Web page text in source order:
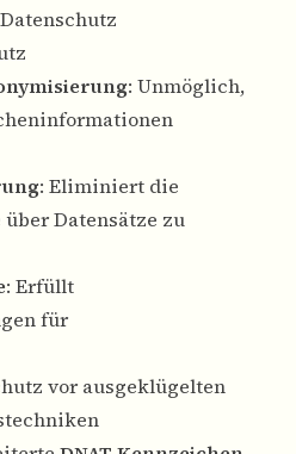
: Unmöglich,
: Eliminiert die
Datensätze zu
: Erfüllt
für
vor ausgeklügelten